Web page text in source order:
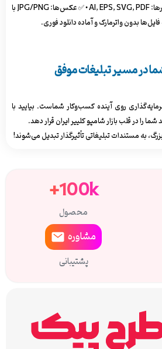
✅ طرح‌ها: PSD لایه‌باز • ✅ وکتورها: AI, EPS, SVG, PDF • ✅ عکس‌ها: JPG/PNG با
در مسیر تبلیغات موفق
روی آینده کسب‌وکار شماست. بیایید با
را در قلب بازار شامپو کلییر ایران قرار دهد.
به مستندات تبلیغاتی تأثیرگذار تبدیل می‌شوند!
100k+
محصول
مشاوره
پشتیبانی